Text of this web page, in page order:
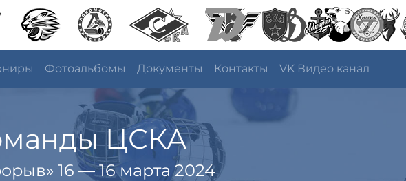
Фотоальбомы Документы Контакты VK Видео канал
ЦСКА
16 — 16 марта 2024